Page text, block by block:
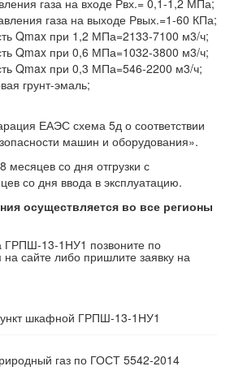
газа на выходе Рвых.=1-60 КПа;
Qmax при 1,2 МПа=2133-7100 м3/ч;
Qmax при 0,6 МПа=1032-3800 м3/ч;
Qmax при 0,3 МПа=546-2200 м3/ч;
грунт-эмаль;
ЕАЭС схема 5д о соответствии
машин и оборудования».
месяцев со дня отгрузки с
со дня ввода в эксплуатацию.
осуществляется во все регионы
ГРПШ-13-1НУ1 позвоните по
сайте либо пришлите заявку на
газ по ГОСТ 5542-2014